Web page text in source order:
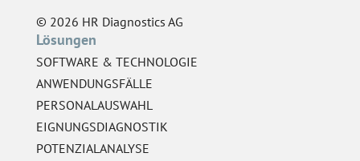
© 2026 HR Diagnostics AG
Lösungen
SOFTWARE & TECHNOLOGIE
ANWENDUNGSFÄLLE
PERSONALAUSWAHL
EIGNUNGSDIAGNOSTIK
POTENZIALANALYSE